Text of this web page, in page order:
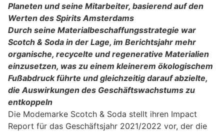
Planeten und seine Mitarbeiter, basierend auf den
Werten des Spirits Amsterdams
Durch seine Materialbeschaffungsstrategie war
Scotch & Soda in der Lage, im Berichtsjahr mehr
organische, recycelte und regenerative Materialien
einzusetzen, was zu einem kleinerem ökologischem
Fußabdruck führte und gleichzeitig darauf abzielte,
die Auswirkungen des Geschäftswachstums zu
entkoppeln
Die Modemarke Scotch & Soda stellt ihren Impact
Report für das Geschäftsjahr 2021/2022 vor, der die